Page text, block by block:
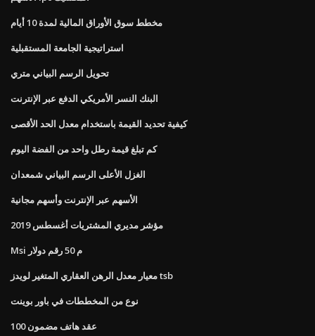
مخطط سوق الأوراق المالية لمدة 10 أيام
استراتيجية الجامعة المستقبلية
تحويل الرسم البياني متري
البنك النسر الأمريكي الدفع عبر الإنترنت
كيفية تحديد القيمة باستخدام معدل الحد الأقصى
كم تبلغ قيمة رطل واحد من الفضة اليوم
الغزل الأعلى الرسم البياني شمعدان
الأسهم عبر الإنترنت وأسهم مجانية
مؤشر مديري المشتريات أغسطس 2019
Msi م 50 رقم دولار
معيار معدل الرهن العقاري المتغير لويدز tsb
نوع من المخططات في باور بوينت
100 عقد هاتف مضمون